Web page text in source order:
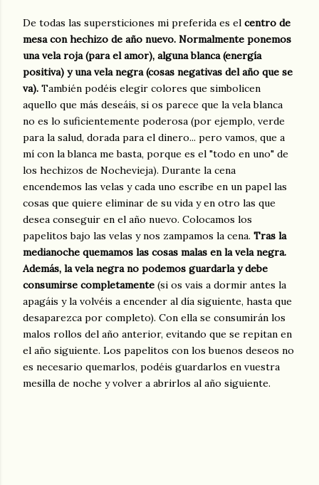
De todas las supersticiones mi preferida es el centro de
mesa con hechizo de año nuevo. Normalmente ponemos
una vela roja (para el amor), alguna blanca (energía
positiva) y una vela negra (cosas negativas del año que se
va). También podéis elegir colores que simbolicen
aquello que más deseáis, si os parece que la vela blanca
no es lo suficientemente poderosa (por ejemplo, verde
para la salud, dorada para el dinero... pero vamos, que a
mí con la blanca me basta, porque es el "todo en uno" de
los hechizos de Nochevieja). Durante la cena
encendemos las velas y cada uno escribe en un papel las
cosas que quiere eliminar de su vida y en otro las que
desea conseguir en el año nuevo. Colocamos los
papelitos bajo las velas y nos zampamos la cena. Tras la
medianoche quemamos las cosas malas en la vela negra.
Además, la vela negra no podemos guardarla y debe
consumirse completamente (si os vais a dormir antes la
apagáis y la volvéis a encender al día siguiente, hasta que
desaparezca por completo). Con ella se consumirán los
malos rollos del año anterior, evitando que se repitan en
el año siguiente. Los papelitos con los buenos deseos no
es necesario quemarlos, podéis guardarlos en vuestra
mesilla de noche y volver a abrirlos al año siguiente.